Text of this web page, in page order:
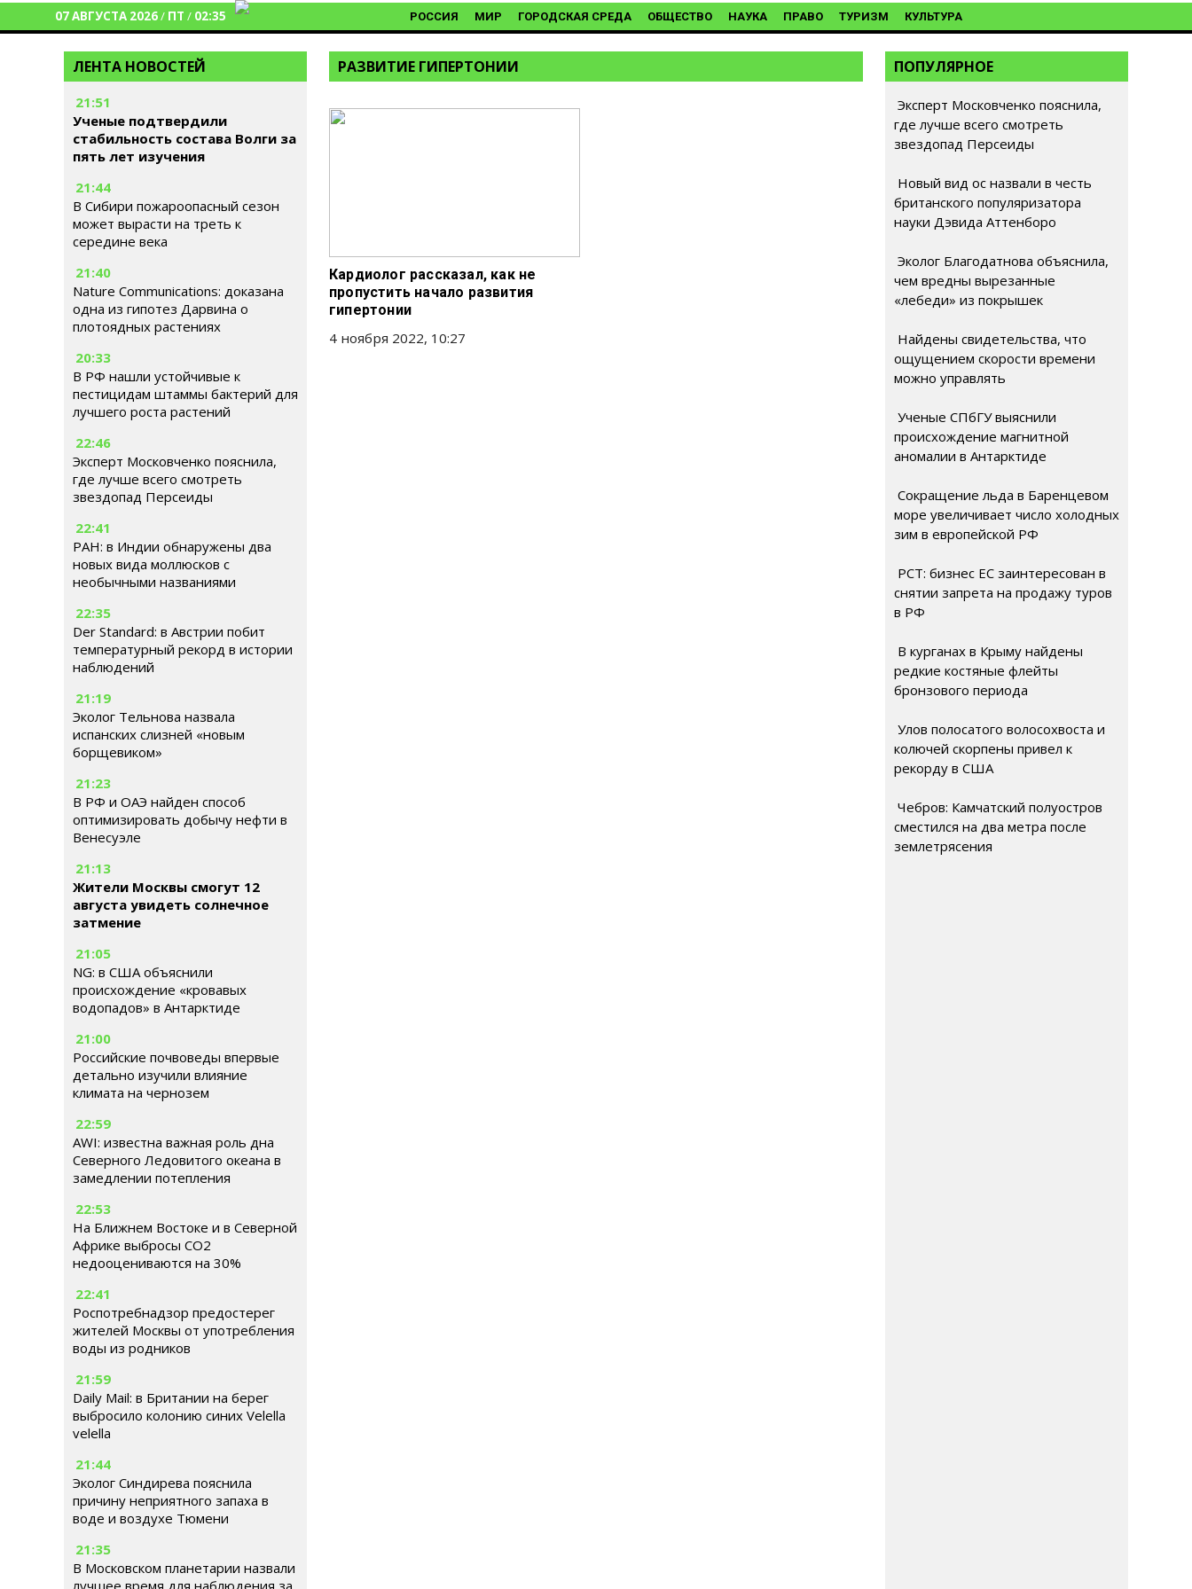
07 АВГУСТА 2026/ ПТ / 02:35 РОССИЯ МИР ГОРОДСКАЯ СРЕДА ОБЩЕСТВО НАУКА ПРАВО ТУРИЗМ КУЛЬТУРА
ЛЕНТА НОВОСТЕЙ
21:51
Ученые подтвердили
стабильность состава Волги за
пять лет изучения
21:44
В Сибири пожароопасный сезон
может вырасти на треть к
середине века
21:40
Nature Communications: доказана
одна из гипотез Дарвина о
плотоядных растениях
20:33
В РФ нашли устойчивые к
пестицидам штаммы бактерий для
лучшего роста растений
22:46
Эксперт Московченко пояснила,
где лучше всего смотреть
звездопад Персеиды
22:41
РАН: в Индии обнаружены два
новых вида моллюсков с
необычными названиями
22:35
Der Standard: в Австрии побит
температурный рекорд в истории
наблюдений
21:19
Эколог Тельнова назвала
испанских слизней «новым
борщевиком»
21:23
В РФ и ОАЭ найден способ
оптимизировать добычу нефти в
Венесуэле
21:13
Жители Москвы смогут 12
августа увидеть солнечное
затмение
21:05
NG: в США объяснили
происхождение «кровавых
водопадов» в Антарктиде
21:00
Российские почвоведы впервые
детально изучили влияние
климата на чернозем
22:59
AWI: известна важная роль дна
Северного Ледовитого океана в
замедлении потепления
22:53
На Ближнем Востоке и в Северной
Африке выбросы CO2
недооцениваются на 30%
22:41
Роспотребнадзор предостерег
жителей Москвы от употребления
воды из родников
21:59
Daily Mail: в Британии на берег
выбросило колонию синих Velella
velella
21:44
Эколог Синдирева пояснила
причину неприятного запаха в
воде и воздухе Тюмени
21:35
В Московском планетарии назвали
лучшее время для наблюдения за
РАЗВИТИЕ ГИПЕРТОНИИ
Кардиолог рассказал, как не
пропустить начало развития
гипертонии
4 ноября 2022, 10:27
ПОПУЛЯРНОЕ
Эксперт Московченко пояснила,
где лучше всего смотреть
звездопад Персеиды
Новый вид ос назвали в честь
британского популяризатора
науки Дэвида Аттенборо
Эколог Благодатнова объяснила,
чем вредны вырезанные
«лебеди» из покрышек
Найдены свидетельства, что
ощущением скорости времени
можно управлять
Ученые СПбГУ выяснили
происхождение магнитной
аномалии в Антарктиде
Сокращение льда в Баренцевом
море увеличивает число холодных
зим в европейской РФ
РСТ: бизнес ЕС заинтересован в
снятии запрета на продажу туров
в РФ
В курганах в Крыму найдены
редкие костяные флейты
бронзового периода
Улов полосатого волосохвоста и
колючей скорпены привел к
рекорду в США
Чебров: Камчатский полуостров
сместился на два метра после
землетрясения